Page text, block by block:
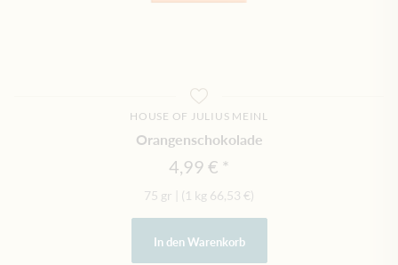
HOUSE OF JULIUS MEINL
Orangenschokolade
4,99 €
75 gr (1 kg 66,53 €)
In den Warenkorb